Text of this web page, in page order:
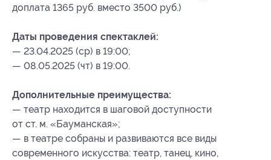
доплата 1365 руб. вместо 3500 руб.)
Даты проведения спектаклей:
— 23.04.2025 (ср) в 19:00;
— 08.05.2025 (чт) в 19:00.
Дополнительные преимущества:
— театр находится в шаговой доступности
от ст. м. «Бауманская»;
— в театре собраны и развиваются все виды
современного искусства: театр, танец, кино,